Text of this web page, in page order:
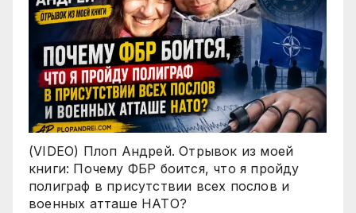
(VIDEO) Плоп Андрей. Отрывок из моей
книги: Почему ФБР боится, что я пройду
полиграф в присутствии всех послов и
военных атташе НАТО?